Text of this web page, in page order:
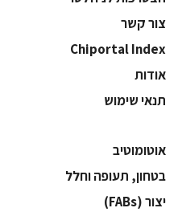
צור קשר
Chiportal Index
אודות
תנאי שימוש
אוטומוטיב
בטחון, תעופה וחלל
‫יצור (‪(FABs‬‬